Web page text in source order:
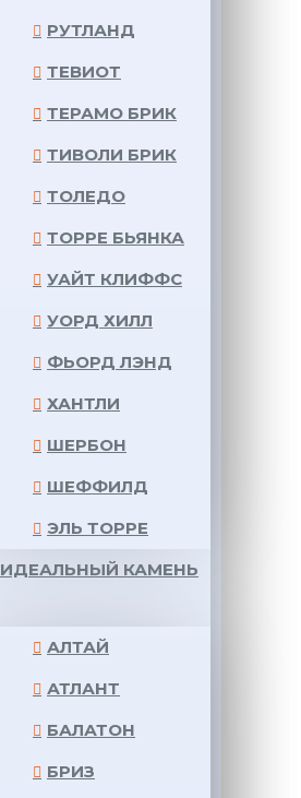
РУТЛАНД
ТЕВИОТ
ТЕРАМО БРИК
ТИВОЛИ БРИК
ТОЛЕДО
ТОРРЕ БЬЯНКА
УАЙТ КЛИФФС
УОРД ХИЛЛ
ФЬОРД ЛЭНД
ХАНТЛИ
ШЕРБОН
ШЕФФИЛД
ЭЛЬ ТОРРЕ
ИДЕАЛЬНЫЙ КАМЕНЬ
АЛТАЙ
АТЛАНТ
БАЛАТОН
БРИЗ